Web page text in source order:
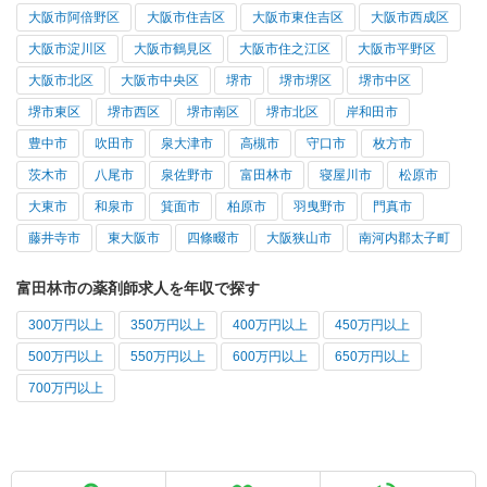
大阪市阿倍野区 大阪市住吉区 大阪市東住吉区 大阪市西成区
大阪市淀川区 大阪市鶴見区 大阪市住之江区 大阪市平野区
大阪市北区 大阪市中央区 堺市 堺市堺区 堺市中区
堺市東区 堺市西区 堺市南区 堺市北区 岸和田市
豊中市 吹田市 泉大津市 高槻市 守口市 枚方市
茨木市 八尾市 泉佐野市 富田林市 寝屋川市 松原市
大東市 和泉市 箕面市 柏原市 羽曳野市 門真市
藤井寺市 東大阪市 四條畷市 大阪狭山市 南河内郡太子町
富田林市の薬剤師求人を年収で探す
300万円以上 350万円以上 400万円以上 450万円以上
500万円以上 550万円以上 600万円以上 650万円以上
700万円以上